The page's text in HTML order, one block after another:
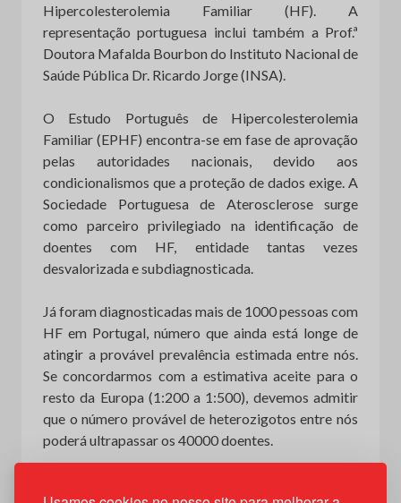
Hipercolesterolemia Familiar (HF). A
representação portuguesa inclui também a Prof.ª
Doutora Mafalda Bourbon do Instituto Nacional de
Saúde Pública Dr. Ricardo Jorge (INSA).
O Estudo Português de Hipercolesterolemia
Familiar (EPHF) encontra-se em fase de aprovação
pelas autoridades nacionais, devido aos
condicionalismos que a proteção de dados exige. A
Sociedade Portuguesa de Aterosclerose surge
como parceiro privilegiado na identificação de
doentes com HF, entidade tantas vezes
desvalorizada e subdiagnosticada.
Já foram diagnosticadas mais de 1000 pessoas com
HF em Portugal, número que ainda está longe de
atingir a provável prevalência estimada entre nós.
Se concordarmos com a estimativa aceite para o
resto da Europa (1:200 a 1:500), devemos admitir
que o número provável de heterozigotos entre nós
poderá ultrapassar os 40000 doentes.